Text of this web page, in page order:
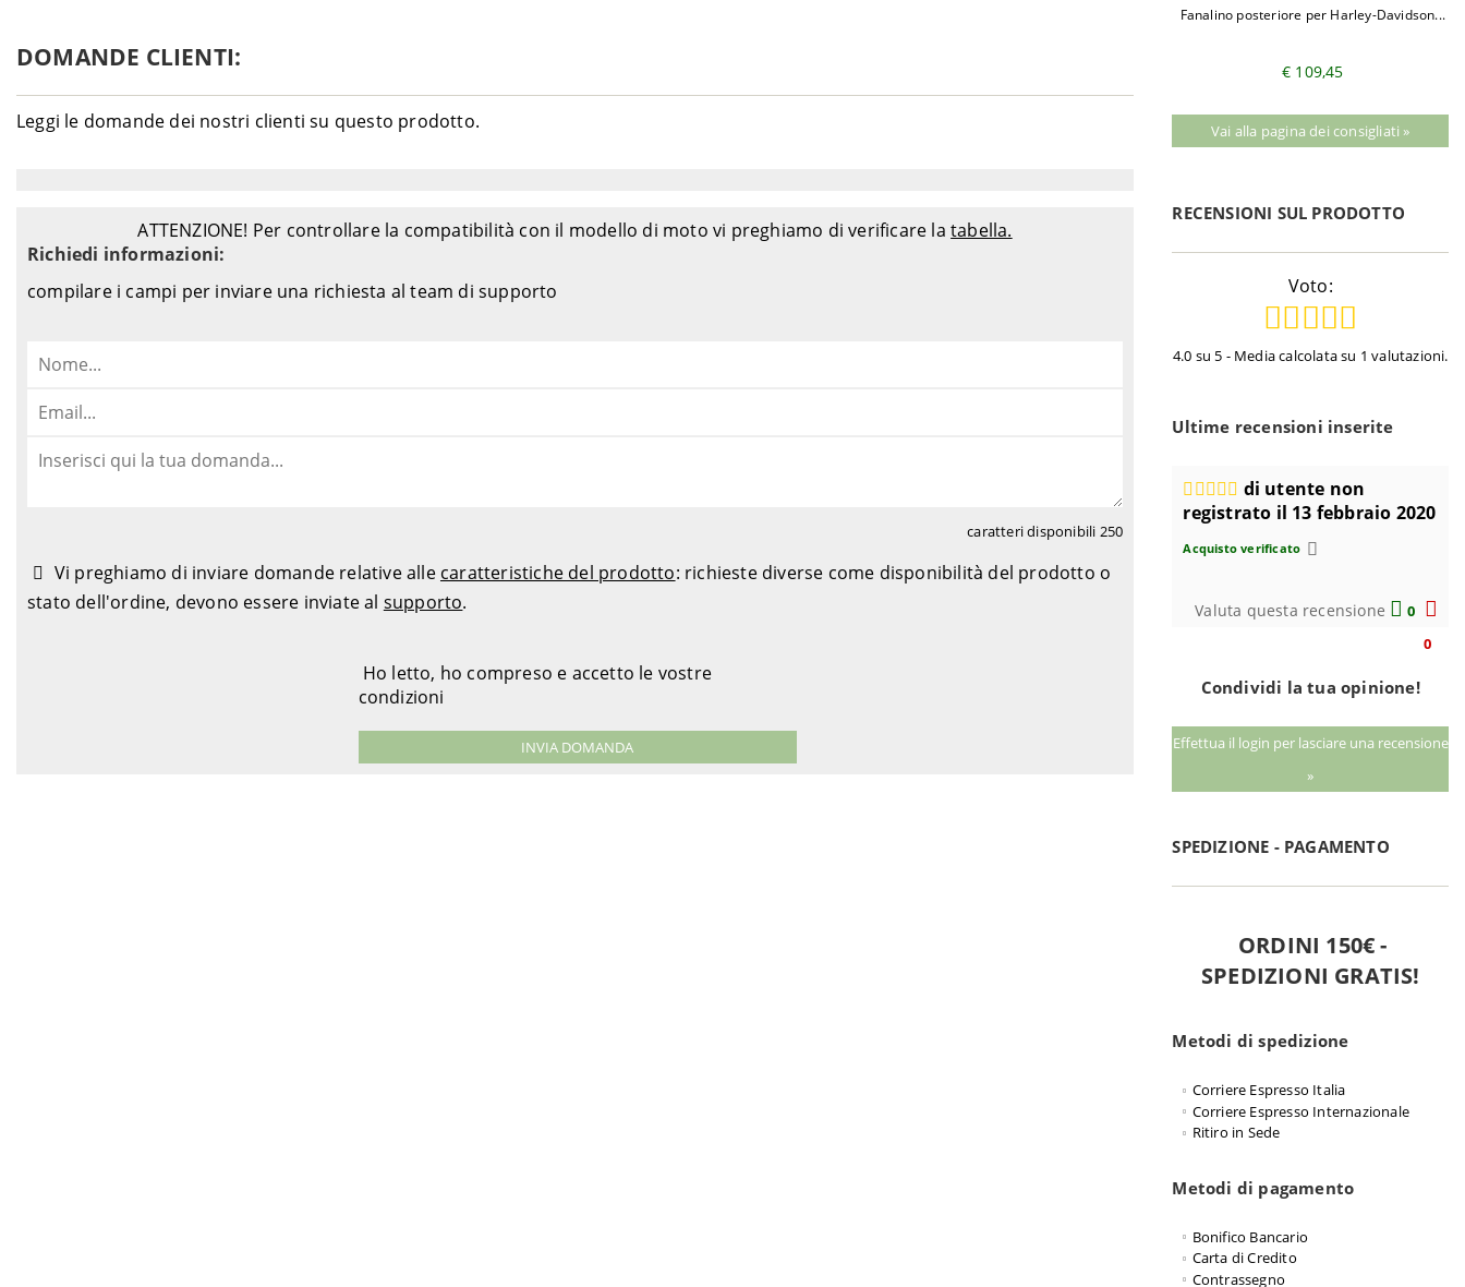
DOMANDE CLIENTI:
Leggi le domande dei nostri clienti su questo prodotto.
ATTENZIONE! Per controllare la compatibilità con il modello di moto vi preghiamo di verificare latabella.
Richiedi informazioni:
compilare i campi per inviare una richiesta al team di supporto
caratteri disponibili 250
Vi preghiamo di inviare domande relative alle caratteristiche del prodotto: richieste diverse come disponibilità del prodotto o
stato dell'ordine, devono essere inviate al supporto.
Ho letto, ho compreso e accetto le vostre
condizioni
Fanalino posteriore per Harley-Davidson...
€ 109,45
Vai alla pagina dei consigliati »
RECENSIONI SUL PRODOTTO
Voto:
4.0 su 5 - Media calcolata su 1 valutazioni.
Ultime recensioni inserite
di utente non
registrato il 13 febbraio 2020
Acquisto verificato
Valuta questa recensione
0
0
Condividi la tua opinione!
Effettua il login per lasciare una recensione
»
SPEDIZIONE - PAGAMENTO
ORDINI 150€ -
SPEDIZIONI GRATIS!
Metodi di spedizione
Corriere Espresso Italia
Corriere Espresso Internazionale
Ritiro in Sede
Metodi di pagamento
Bonifico Bancario
Carta di Credito
Contrassegno